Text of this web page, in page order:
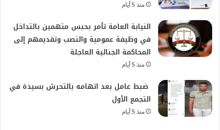
منذ 5 أيام
النيابة العامة تأمر بحبس متهمين بالتداخل
في وظيفة عمومية والنصب وتقديمهم إلى
المحاكمة الجنائية العاجلة
منذ 5 أيام
ضبط عامل بعد اتهامه بالتحرش بسيدة في
التجمع الأول
منذ 5 أيام